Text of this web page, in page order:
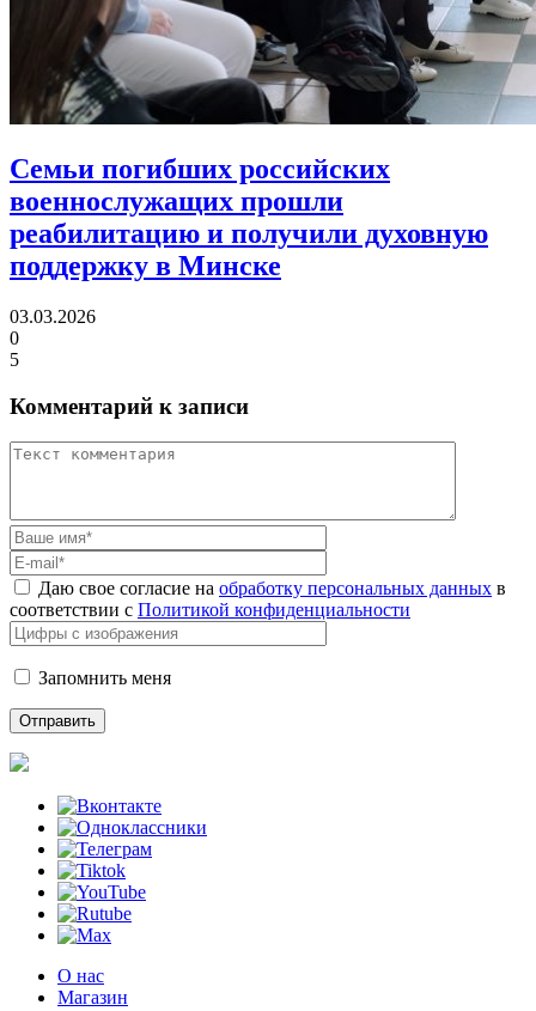
Семьи погибших российских
военнослужащих прошли
реабилитацию и получили духовную
поддержку в Минске
03.03.2026
0
5
Комментарий к записи
Даю свое согласие на обработку персональных данных в
соответствии с Политикой конфиденциальности
Запомнить меня
О нас
Магазин